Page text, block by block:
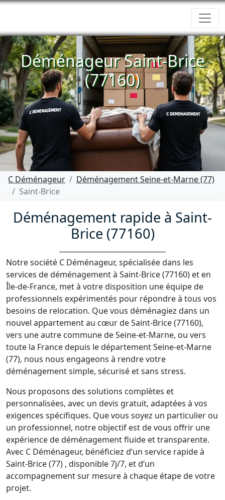
Déménageur Saint-Brice
(77160)
C Déménageur
Déménagement Seine-et-Marne (77)
Saint-Brice
Déménagement rapide à Saint-
Brice (77160)
Notre société C Déménageur, spécialisée dans les
services de déménagement à Saint-Brice (77160) et en
Île-de-France, met à votre disposition une équipe de
professionnels expérimentés pour répondre à tous vos
besoins de relocation. Que vous déménagiez dans un
nouvel appartement au cœur de Saint-Brice (77160),
vers une autre commune de Seine-et-Marne, ou vers
toute la France depuis le département Seine-et-Marne
(77), nous nous engageons à rendre votre
déménagement simple, sécurisé et sans stress.
Nous proposons des solutions complètes et
personnalisées, avec un devis gratuit, adaptées à vos
exigences spécifiques. Que vous soyez un particulier ou
un professionnel, notre objectif est de vous offrir une
expérience de déménagement fluide et transparente.
Avec C Déménageur, bénéficiez d’un service rapide à
Saint-Brice (77) , disponible 7j/7, et d’un
accompagnement sur mesure à chaque étape de votre
projet.